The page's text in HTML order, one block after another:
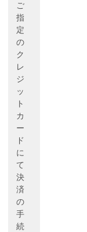
ご
指
定
の
ク
レ
ジ
ッ
ト
カ
ー
ド
に
て
決
済
の
手
続